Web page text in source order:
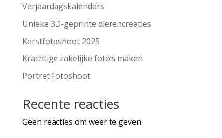
Verjaardagskalenders
Unieke 3D-geprinte dierencreaties
Kerstfotoshoot 2025
Krachtige zakelijke foto’s maken
Portret Fotoshoot
Recente reacties
Geen reacties om weer te geven.